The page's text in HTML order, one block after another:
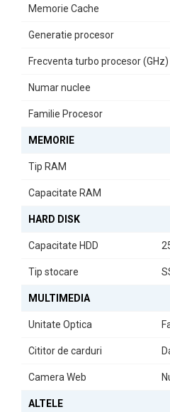
Utilizare și Versatilitate
Fie că lucrați de acasă, călătoriți
unitate optică, este echipat cu
flexibilitate în gestionarea fișierelor.
În concluzie, Laptopul Second
performanță, portabilitate și
Memorie Cache
Generatie procesor
Frecventa turbo procesor (GHz)
Numar nuclee
Familie Procesor
MEMORIE
Tip RAM
Capacitate RAM
HARD DISK
Capacitate HDD
Tip stocare
MULTIMEDIA
Unitate Optica
Cititor de carduri
Camera Web
ALTELE